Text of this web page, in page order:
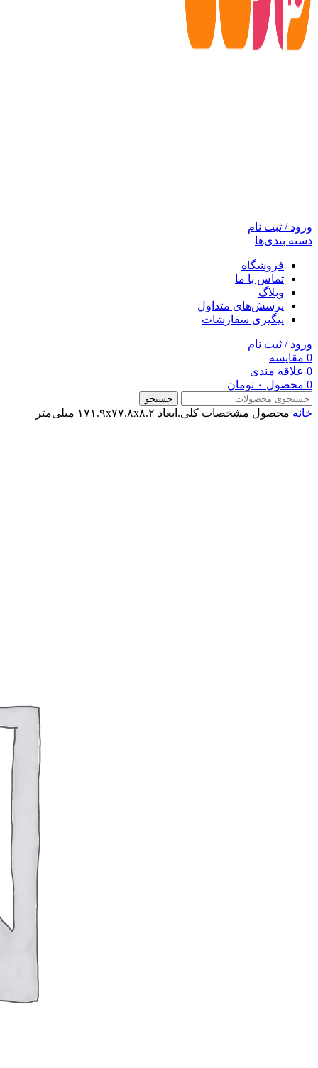
ورود / ثبت نام
دسته بندی‌ها
فروشگاه
تماس با ما
وبلاگ
پرسش‌های متداول
پیگیری سفارشات
ورود / ثبت نام
0 مقایسه
0 علاقه مندی
0 محصول ۰ تومان
جستجو
خانه محصول مشخصات کلی.ابعاد ۱۷۱.۹x۷۷.۸x۸.۲ میلی‌متر